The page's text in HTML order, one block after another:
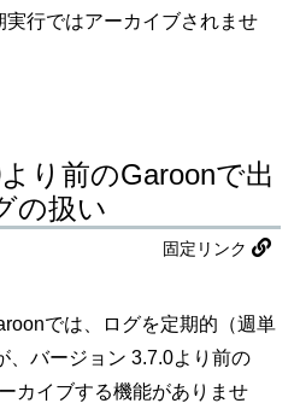
実行ではアーカイブされませ
り前のGaroonで出
の扱い
固定リンク
では、ログを定期的（週単
、バージョン 3.7.0より前の
カイブする機能がありませ